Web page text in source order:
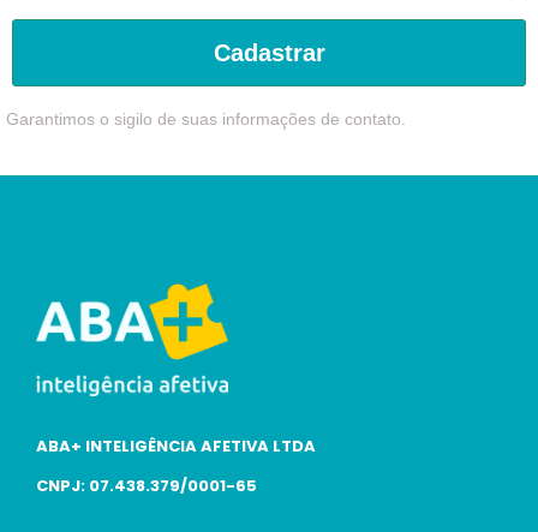
Cadastrar
Garantimos o sigilo de suas informações de contato.
ABA+ INTELIGÊNCIA AFETIVA LTDA
CNPJ: 07.438.379/0001-65